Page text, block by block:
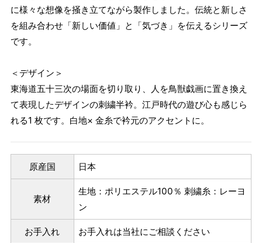
に様々な想像を掻き立てながら製作しました。伝統と新しさ
を組み合わせ「新しい価値」と「気づき」を伝えるシリーズ
です。
＜デザイン＞
東海道五十三次の場面を切り取り、人を鳥獣戯画に置き換え
て表現したデザインの刺繍半衿。江戸時代の遊び心も感じら
れる1 枚です。白地× 金糸で衿元のアクセントに。
原産国 日本
素材
生地：ポリエステル100％ 刺繍糸：レーヨ
ン
お手入れ お手入れは当社にご相談ください